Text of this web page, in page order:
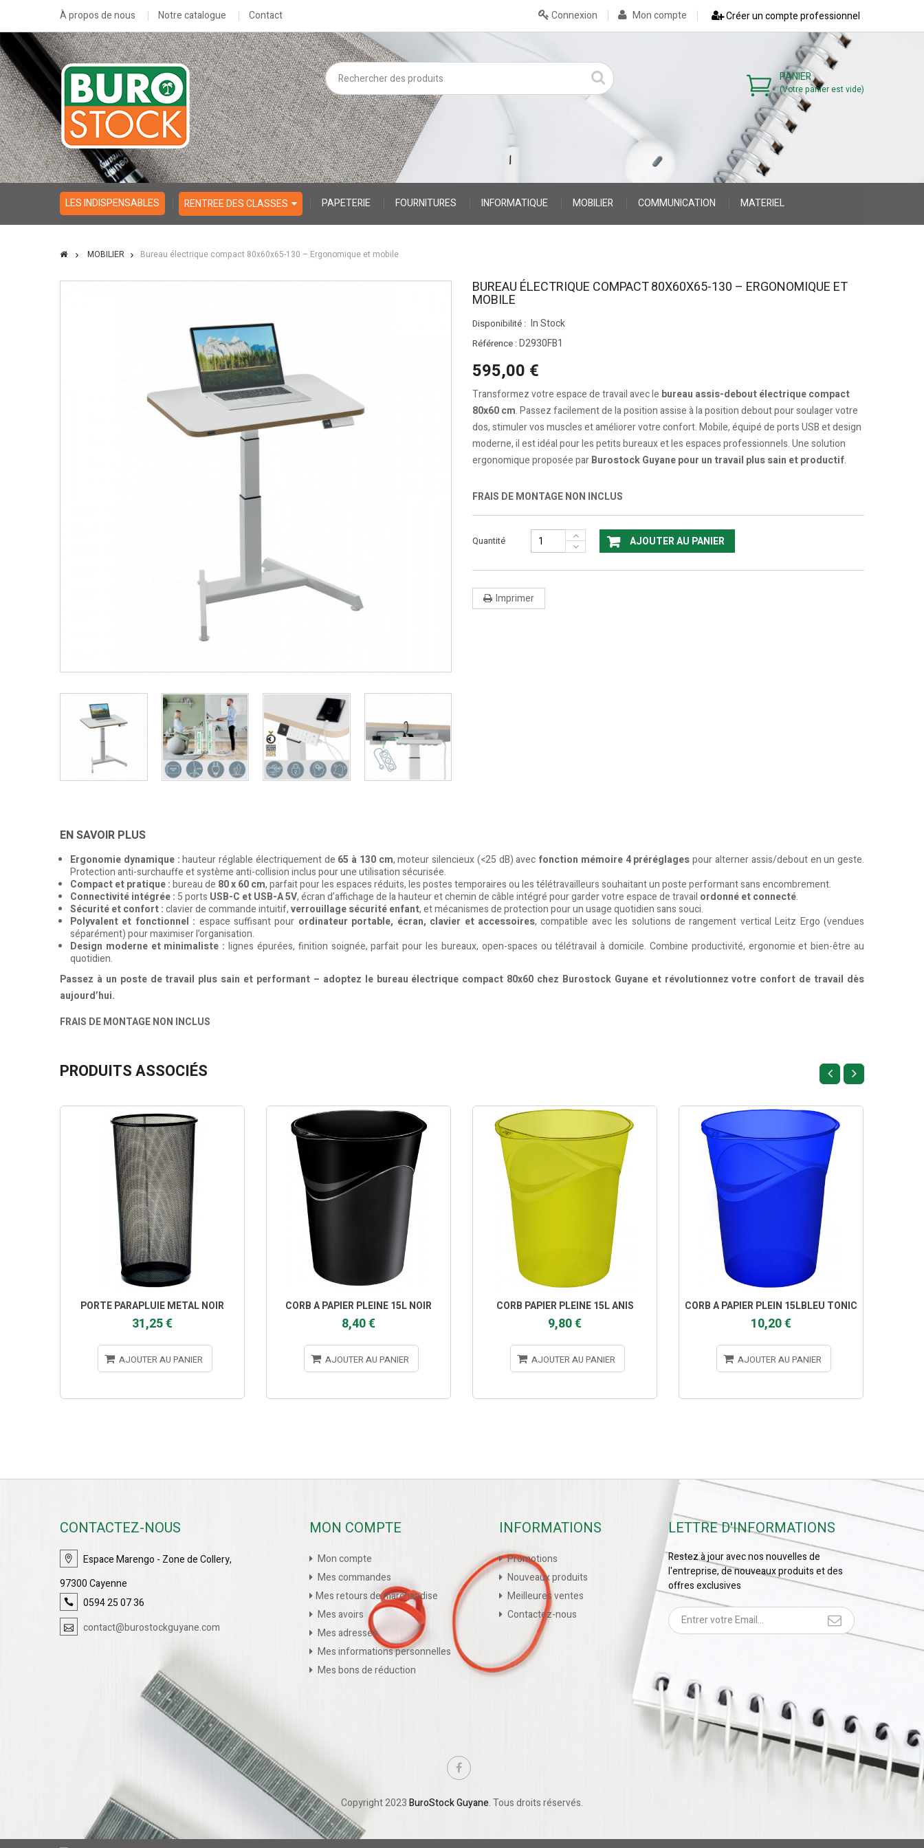
À propos de nous Notre catalogue Contact Créer un compte professionnel
Mon compte
Connexion
PANIER
(Votre panier est vide)
LES INDISPENSABLES RENTREE DES CLASSES PAPETERIE FOURNITURES INFORMATIQUE MOBILIER COMMUNICATION MATERIEL
MOBILIER Bureau électrique compact 80x60x65-130 – Ergonomique et mobile
BUREAU ÉLECTRIQUE COMPACT 80X60X65-130 – ERGONOMIQUE ET
MOBILE
Disponibilité : In Stock
Référence :D2930FB1
595,00 €
Transformez votre espace de travail avec le bureau assis-debout électrique compact
80x60 cm. Passez facilement de la position assise à la position debout pour soulager votre
dos, stimuler vos muscles et améliorer votre confort. Mobile, équipé de ports USB et design
moderne, il est idéal pour les petits bureaux et les espaces professionnels. Une solution
ergonomique proposée parBurostock Guyane pour un travail plus sain et productif.
FRAIS DE MONTAGE NON INCLUS
Quantité AJOUTER AU PANIER
Imprimer
EN SAVOIR PLUS
Ergonomie dynamique :hauteur réglable électriquement de 65 à 130 cm, moteur silencieux (<25 dB) avec fonction mémoire 4 préréglagespour alterner assis/debout en un geste.
Protection anti-surchauffe et système anti-collision inclus pour une utilisation sécurisée.
Compact et pratique :bureau de 80 x 60 cm, parfait pour les espaces réduits, les postes temporaires ou les télétravailleurs souhaitant un poste performant sans encombrement.
Connectivité intégrée : 5 ports USB-C et USB-A 5V, écran d’affichage de la hauteur et chemin de câble intégré pour garder votre espace de travail ordonné et connecté.
Sécurité et confort :clavier de commande intuitif,verrouillage sécurité enfant, et mécanismes de protection pour un usage quotidien sans souci.
Polyvalent et fonctionnel : espace suffisant pour ordinateur portable, écran, clavier et accessoires, compatible avec les solutions de rangement vertical Leitz Ergo (vendues
séparément) pour maximiser l’organisation.
Design moderne et minimaliste : lignes épurées, finition soignée, parfait pour les bureaux, open-spaces ou télétravail à domicile. Combine productivité, ergonomie et bien-être au
quotidien.
Passez à un poste de travail plus sain et performant – adoptez le bureau électrique compact 80x60 chez Burostock Guyane et révolutionnez votre confort de travail dès
aujourd’hui.
FRAIS DE MONTAGE NON INCLUS
PRODUITS ASSOCIÉS
PORTE PARAPLUIE METAL NOIR
31,25 €
AJOUTER AU PANIER
CORB A PAPIER PLEINE 15L NOIR
8,40 €
AJOUTER AU PANIER
CORB PAPIER PLEINE 15L ANIS
9,80 €
AJOUTER AU PANIER
CORB A PAPIER PLEIN 15LBLEU TONIC
10,20 €
AJOUTER AU PANIER
CONTACTEZ-NOUS
Espace Marengo - Zone de Collery,
97300 Cayenne
0594 25 07 36
contact@burostockguyane.com
MON COMPTE
Mon compte
Mes commandes
Mes retours de marchandise
Mes avoirs
Mes adresses
Mes informations personnelles
Mes bons de réduction
INFORMATIONS
Promotions
Nouveaux produits
Meilleures ventes
Contactez-nous
LETTRE D'INFORMATIONS
Restez à jour avec nos nouvelles de
l'entreprise, de nouveaux produits et des
offres exclusives
Copyright 2023BuroStock Guyane. Tous droits réservés.